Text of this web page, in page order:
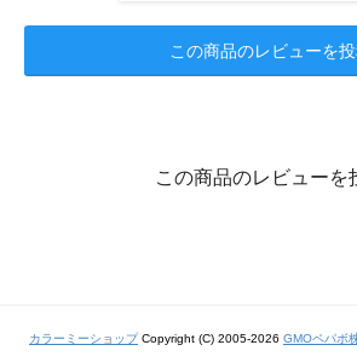
この商品のレビューを
この商品のレビューを
カラーミーショップCopyright (C) 2005-2026 GMOペパボ